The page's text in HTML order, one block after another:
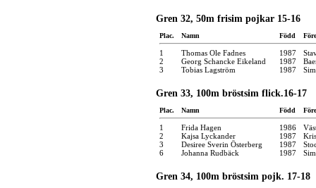
Gren 32, 50m frisim pojkar 15-16
Plac. Namn Född
1 Thomas Ole Fadnes 1987
2
Georg Schancke Eikeland 1987
3
Tobias Lagström 1987
Gren 33, 100m bröstsim flick.16-17
Plac. Namn Född
1 Frida Hagen 1986
2
Kajsa Lyckander 1987
3
Desiree Sverin Österberg 1987
6
Johanna Rudbäck 1987
Gren 34, 100m bröstsim pojk. 17-18